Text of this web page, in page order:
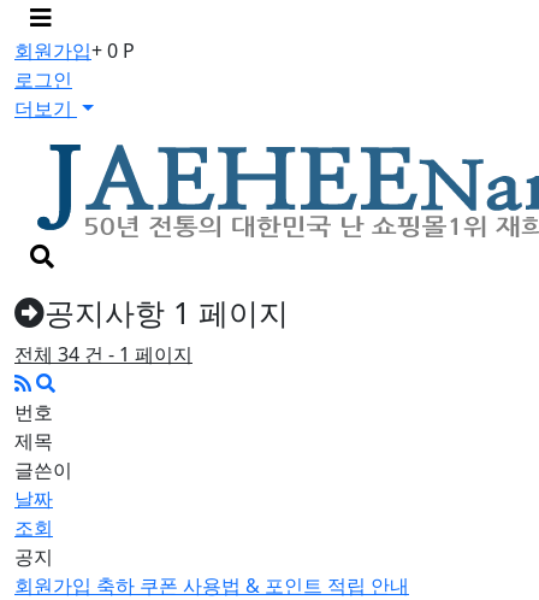
메
뉴
버
튼
회원가입+ 0 P
로그인
더보기
검
색
버
튼공지사항 1 페이지
전체 34 건 - 1 페이지
번호
제목
글쓴이
날짜
조회
공지
회원가입 축하 쿠폰 사용법 & 포인트 적립 안내